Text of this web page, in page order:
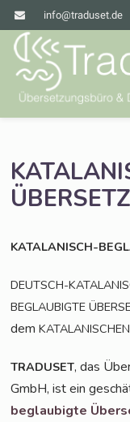
info@traduset.de
KATALANISCH-
DEUTSCH-
BEGLAUBIGTE
demKATALANISCHEN
TRADUSET, das
GmbH, ist ein
beglau­big­te